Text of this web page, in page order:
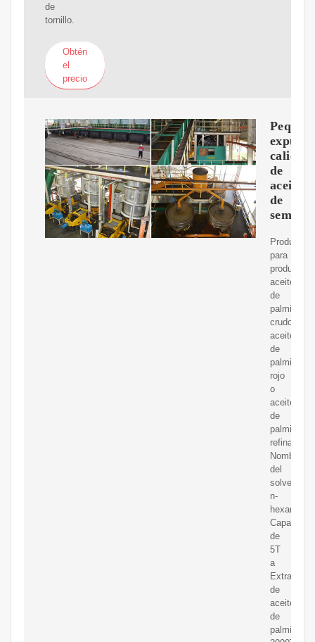
de
tornillo.
Obtén
el
precio
de
aceite
de
semilla
Producto:
para
producir
aceite
de
palmiste
crudo,
aceite
de
palmiste
rojo
o
aceite
de
palmiste
refinado;
Nombre
del
solvente:
n-
hexano;
Capacidad:
de
5T
a
Extractor
de
aceite
de
palmiste